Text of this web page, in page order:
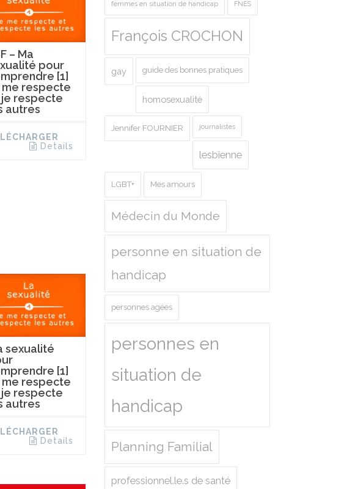
– Ma
pour
[1]
me respecte
respecte
autres
Details
sexualité
[1]
me respecte
respecte
autres
Details
femmes en situation de handicap FNES
François CROCHON
gay guide des bonnes pratiques
homosexualité
Jennifer FOURNIER journalistes
lesbienne
LGBT+ Mes amours
Médecin du Monde
personne en situation de
handicap
personnes agées
personnes en
situation de
handicap
Planning Familial
professionnel.le.s de santé